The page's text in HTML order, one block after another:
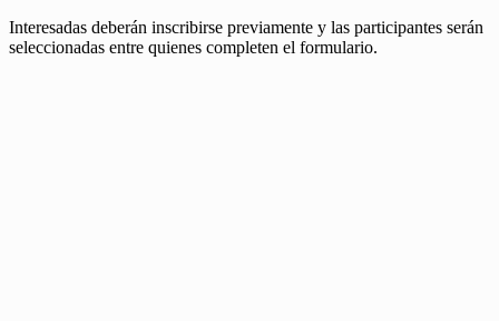
Interesadas deberán inscribirse previamente y las participantes serán
seleccionadas entre quienes completen el formulario.